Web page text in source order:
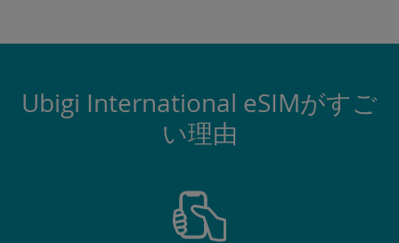
Ubigi International eSIMがすご
い理由